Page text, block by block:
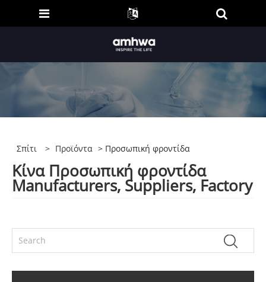
Σπίτι > Προϊόντα > Προσωπική φροντίδα
Κίνα Προσωπική φροντίδα
Manufacturers, Suppliers, Factory